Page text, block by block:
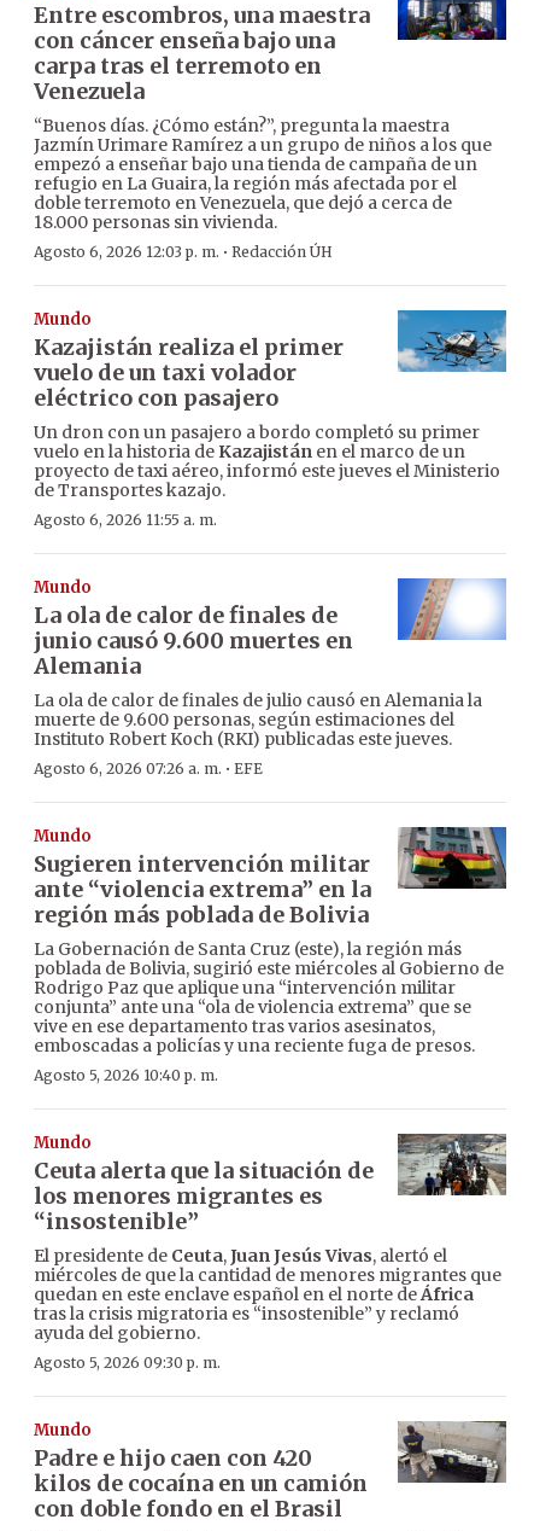
Entre escombros, una maestra
con cáncer enseña bajo una
carpa tras el terremoto en
Venezuela
“Buenos días. ¿Cómo están?”, pregunta la maestra
Jazmín Urimare Ramírez a un grupo de niños a los que
empezó a enseñar bajo una tienda de campaña de un
refugio en La Guaira, la región más afectada por el
doble terremoto en Venezuela, que dejó a cerca de
18.000 personas sin vivienda.
Agosto 6, 2026 12:03 p. m. · Redacción ÚH
Mundo
Kazajistán realiza el primer
vuelo de un taxi volador
eléctrico con pasajero
Un dron con un pasajero a bordo completó su primer
vuelo en la historia de Kazajistán en el marco de un
proyecto de taxi aéreo, informó este jueves el Ministerio
de Transportes kazajo.
Agosto 6, 2026 11:55 a. m.
Mundo
La ola de calor de finales de
junio causó 9.600 muertes en
Alemania
La ola de calor de finales de julio causó en Alemania la
muerte de 9.600 personas, según estimaciones del
Instituto Robert Koch (RKI) publicadas este jueves.
Agosto 6, 2026 07:26 a. m. · EFE
Mundo
Sugieren intervención militar
ante “violencia extrema” en la
región más poblada de Bolivia
La Gobernación de Santa Cruz (este), la región más
poblada de Bolivia, sugirió este miércoles al Gobierno de
Rodrigo Paz que aplique una “intervención militar
conjunta” ante una “ola de violencia extrema” que se
vive en ese departamento tras varios asesinatos,
emboscadas a policías y una reciente fuga de presos.
Agosto 5, 2026 10:40 p. m.
Mundo
Ceuta alerta que la situación de
los menores migrantes es
“insostenible”
El presidente de Ceuta,Juan Jesús Vivas, alertó el
miércoles de que la cantidad de menores migrantes que
quedan en este enclave español en el norte deÁfrica
tras la crisis migratoria es “insostenible” y reclamó
ayuda del gobierno.
Agosto 5, 2026 09:30 p. m.
Mundo
Padre e hijo caen con 420
kilos de cocaína en un camión
con doble fondo en el Brasil